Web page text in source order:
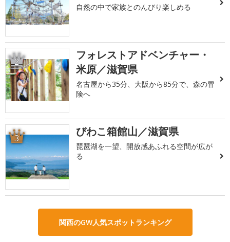
自然の中で家族とのんびり楽しめる
2
フォレストアドベンチャー・
米原／滋賀県
名古屋から35分、大阪から85分で、森の冒
険へ
3 びわこ箱館山／滋賀県
琵琶湖を一望、開放感あふれる空間が広が
る
関西のGW人気スポットランキング